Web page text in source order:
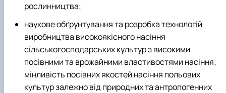
рослинництва;
наукове обґрунтування та розробка технологій
виробництва високоякісного насіння
сільськогосподарських культур з високими
посівними та врожайними властивостями насіння;
мінливість посівних якостей насіння польових
культур залежно від природних та антропогенних